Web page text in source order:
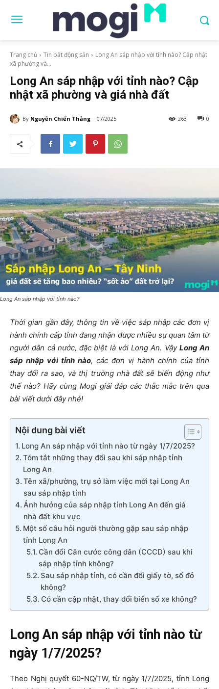
Trang chủ Tin bất động sản
Long An sáp nhập với tỉnh nào? Cập nhật
xã phường và...
Long An sáp nhập với tỉnh nào? Cập
nhật xã phường và giá nhà đất
By Nguyễn Chiến Thắng 07/2025 0
263
Long An sáp nhập với tỉnh nào?
Thời gian gần đây, thông tin về việc sáp nhập các đơn vị
hành chính cấp tỉnh đang nhận được nhiều sự quan tâm từ
người dân cả nước, đặc biệt là với Long An. Vậy Long An
sáp nhập với tỉnh nào, các đơn vị hành chính của tỉnh
thay đổi ra sao, và thị trường nhà đất sẽ biến động như
thế nào? Hãy cùng Mogi giải đáp các thắc mắc trên qua
bài viết dưới đây nhé!
Nội dung bài viết
Long An sáp nhập với tỉnh nào từ ngày 1/7/2025?
Tóm tắt những thay đổi sau khi sáp nhập tỉnh
Long An
Tên xã/phường, trụ sở làm việc mới tại Long An
sau sáp nhập tỉnh
Ảnh hưởng của sáp nhập tỉnh Long An đến giá
nhà đất khu vực
Một số câu hỏi người thường gặp sau sáp nhập
tỉnh Long An
Cần đổi Căn cước công dân (CCCD) sau khi
sáp nhập tỉnh không?
Sau sáp nhập tỉnh, có cần đổi giấy tờ, sổ đỏ
không?
Có cần cập nhật, thay đổi biển số xe không?
Long An sáp nhập với tỉnh nào từ
ngày 1/7/2025?
Theo Nghị quyết 60-NQ/TW, từ ngày 1/7/2025, tỉnh Long